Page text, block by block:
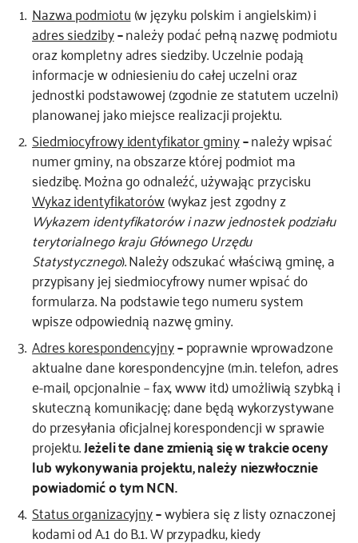
Nazwa podmiotu(w języku polskim i angielskim) i
adres siedziby–należy podać pełną nazwę podmiotu
oraz kompletny adres siedziby. Uczelnie podają
informacje w odniesieniu do całej uczelni oraz
jednostki podstawowej (zgodnie ze statutem uczelni)
planowanej jako miejsce realizacji projektu.
Siedmiocyfrowy identyfikator gminy–należy wpisać
numer gminy, na obszarze której podmiot ma
siedzibę. Można go odnaleźć, używając przycisku
Wykaz identyfikatorów(wykaz jest zgodny z
Wykazem identyfikatorów i nazw jednostek podziału
terytorialnego kraju Głównego Urzędu
Statystycznego). Należy odszukać właściwą gminę, a
przypisany jej siedmiocyfrowy numer wpisać do
formularza. Na podstawie tego numeru system
wpisze odpowiednią nazwę gminy.
Adres korespondencyjny–poprawnie wprowadzone
aktualne dane korespondencyjne (m.in. telefon, adres
e-mail, opcjonalnie – fax, www itd.) umożliwią szybką i
skuteczną komunikację; dane będą wykorzystywane
do przesyłania oficjalnej korespondencji w sprawie
projektu.Jeżeli te dane zmienią się w trakcie oceny
lub wykonywania projektu, należy niezwłocznie
powiadomić o tym NCN.
Status organizacyjny–wybiera się z listy oznaczonej
kodami od A.1 do B.1. W przypadku, kiedy